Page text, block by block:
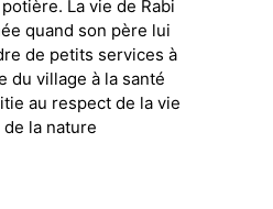
La vie de Rabi
quand son père lui
de petits services à
du village à la santé
au respect de la vie
de la nature